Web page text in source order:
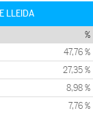
LLEIDA
%
47,76 %
27,35 %
8,98 %
7,76 %